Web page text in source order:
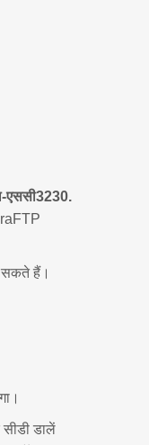
एससी3230.
सकते हैं।
डालें